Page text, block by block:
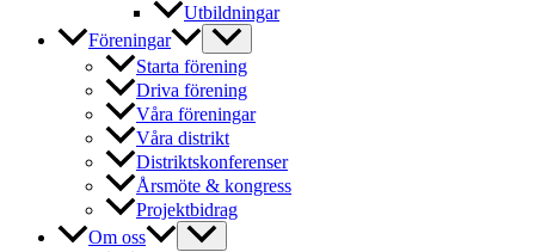
Utbildningar
Föreningar
Starta förening
Driva förening
Våra föreningar
Våra distrikt
Distriktskonferenser
Årsmöte & kongress
Projektbidrag
Om oss